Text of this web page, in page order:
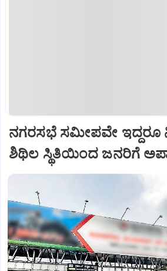
ನಗರಸಭೆ ಸಮೀಪವೇ ಇದ್ದರೂ
ಶಿಥಿಲ ಸ್ಥಿತಿಯಿಂದ ಜನರಿಗೆ